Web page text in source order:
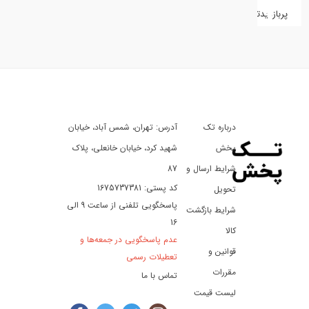
کفش
سفر
تفریح
پربازدیدترین
درباره تک
پخش
شرایط ارسال و
تحویل
شرایط بازگشت
کالا
قوانین و
مقررات
لیست قیمت
آدرس: تهران، شمس آباد، خیابان
شهید کرد، خیابان خانعلی، پلاک
87
کد پستی: 1675737381
پاسخگویی تلفنی از ساعت 9 الی
16
عدم پاسخگویی در جمعه‌ها و
تعطیلات رسمی
تماس با ما